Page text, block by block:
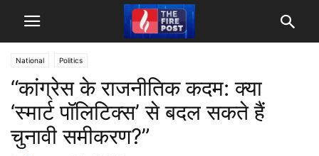
National Politics
“कांग्रेस के राजनीतिक कदम: क्या
‘स्मार्ट पॉलिटिक्स’ से बदल सकते हैं
चुनावी समीकरण?”